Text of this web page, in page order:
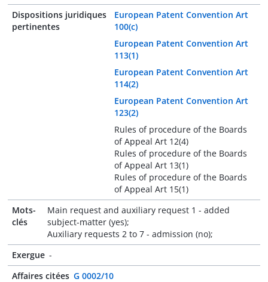
Dispositions juridiques
pertinentes
European Patent Convention Art
100(c)
European Patent Convention Art
113(1)
European Patent Convention Art
114(2)
European Patent Convention Art
123(2)
Rules of procedure of the Boards
of Appeal Art 12(4)
Rules of procedure of the Boards
of Appeal Art 13(1)
Rules of procedure of the Boards
of Appeal Art 15(1)
Mots-
clés
Main request and auxiliary request 1 - added
subject-matter (yes);
Auxiliary requests 2 to 7 - admission (no);
Exergue -
Affaires citées G 0002/10